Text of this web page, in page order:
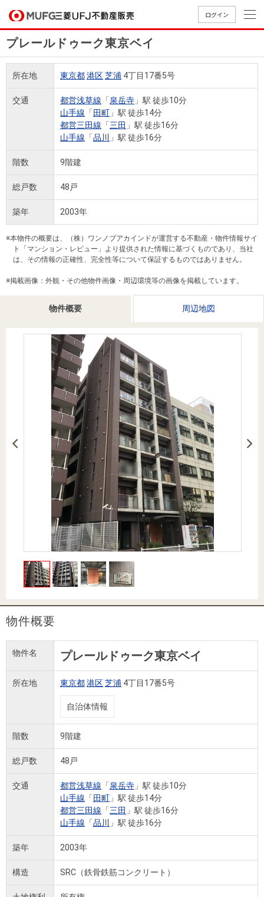
ログイン
買いたいTOP
中古
マン
ショ
ンを
探す
中古
一戸
建て
す
投
用
物
件
を
探
す
件を
購入向け
サービス
住宅ロー
ンシミュ
レーショ
ン
住まい1プ
ラス（お
役立ちコ
ラム）
住まいと
暮らしの
税金の本
（電子ブ
購入ガイ
ド
売りたいTOP
無
料
査
定
相
談
売却
時手
金額
試算
売却向け
サービス
周辺相場
検索
ラス（お
役立ちコ
ラム）
住まいと
暮らしの
税金の本
（電子ブ
ック）
売却ガイ
店舗案内TOP
店舗のご
案内（首
都圏）
古屋）
西）
会社情報TOP
ごあいさ
つ
経営ビジ
ョン
組織図
役員一
覧
沿革
本社地
ニュース
リリース
（電子ブ
ック版）
採用情報TOP
新卒採用
情報
買いたい
売りたい
採用情報
法人のお客さま
提携企業にお勤めの方
閉じる
プレールドゥーク東京ベイ
物件概要 周辺地図
所在地 東京都港区芝浦 4丁目17番5号
交通 都営浅草線 「泉岳寺 」駅 徒歩10分
山手線 「 田町 」駅 徒歩14分
都営三田線 「三田 」駅 徒歩16分
山手線 「品川 」駅 徒歩16分
階数 9階建
総戸数 48戸
築年 2003年
※本物件の概要は、（株）ワンノブアカインドが運営する不動産・物件情報サイ
ト「マンション・レビュー」より提供された情報に基づくものであり、当社
は、その情報の正確性、完全性等について保証するものではありません。
※掲載画像：外観・その他物件画像・周辺環境等の画像を掲載しています。
物件概要
物件名 プレールドゥーク東京ベイ
所在地 東京都港区芝浦 4丁目17番5号
自治体情報
階数 9階建
総戸数 48戸
交通 都営浅草線 「泉岳寺 」駅 徒歩10分
山手線 「 田町 」駅 徒歩14分
都営三田線 「三田 」駅 徒歩16分
山手線 「品川 」駅 徒歩16分
築年 2003年
構造 SRC（鉄骨鉄筋コンクリート）